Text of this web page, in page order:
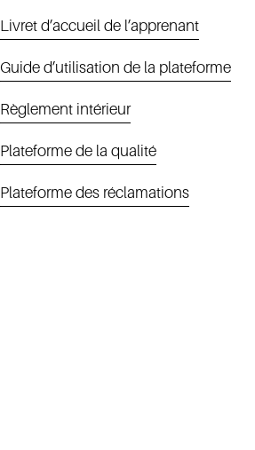
Livret d’accueil de l’apprenant
Guide d’utilisation de la plateforme
Règlement intérieur
Plateforme de la qualité
Plateforme des réclamations